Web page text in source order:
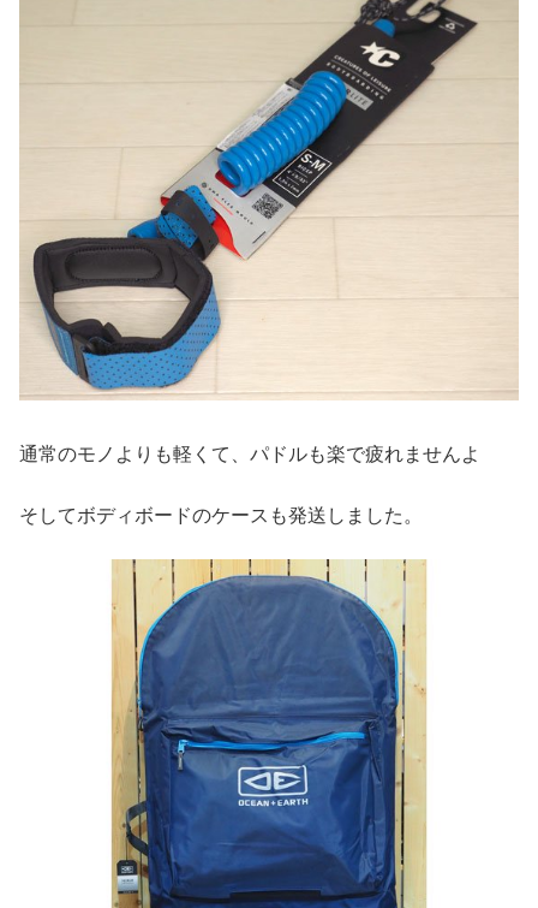
通常のモノよりも軽くて、パドルも楽で疲れませんよ
そしてボディボードのケースも発送しました。